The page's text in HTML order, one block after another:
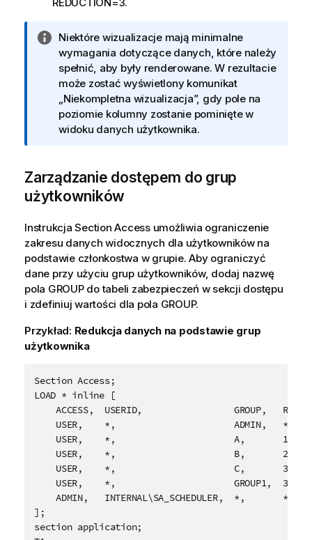
I
n
f
o
m
a
a
Niektóre wizualizacje mają minimalne
wymagania dotyczące danych, które należy
spełnić, aby były renderowane. W rezultacie
może zostać wyświetlony komunikat
„Niekompletna wizualizacja”, gdy pole na
poziomie kolumny zostanie pominięte w
widoku danych użytkownika.
Zarządzanie dostępem do grup
użytkowników
Instrukcja Section Access umożliwia ograniczenie
zakresu danych widocznych dla użytkowników na
podstawie członkostwa w grupie. Aby ograniczyć
dane przy użyciu grup użytkowników, dodaj nazwę
pola GROUP do tabeli zabezpieczeń w sekcji dostępu
i zdefiniuj wartości dla pola GROUP.
Przykład: Redukcja danych na podstawie grup
użytkownika
Section Access;
LOAD * inline [
ACCESS,  USERID,                 GROUP,
    USER,    *,                      ADMIN,   *,
    USER,    *,                      A,       1,
USER,    *,                      B,       2,
USER,    *,                      C,       3,
    USER,    *,                      GROUP1,  3,
ADMIN,   INTERNAL\SA_SCHEDULER,  *,       *,
];
section application;